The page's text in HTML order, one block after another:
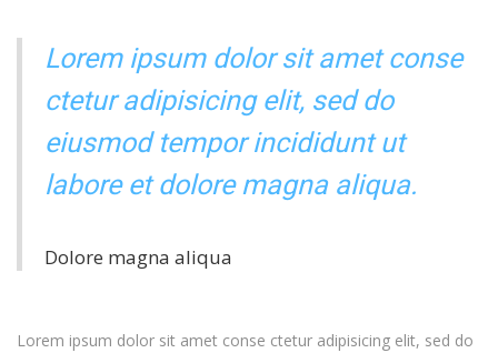
Lorem ipsum dolor sit amet conse
ctetur adipisicing elit, sed do
eiusmod tempor incididunt ut
labore et dolore magna aliqua.
Dolore magna aliqua
Lorem ipsum dolor sit amet conse ctetur adipisicing elit, sed do